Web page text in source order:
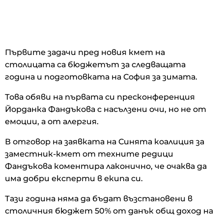
Първите задачи пред новия кмет на
столицата са бюджетът за следващата
година и подготовката на София за зимата.
Това обяви на първата си пресконференция
Йорданка Фандъкова с насълзени очи, но не от
емоции, а от алергия.
В отговор на заявката на Синята коалиция за
заместник-кмет от техните редици
Фандъкова коментира лаконично, че очаква да
има добри експерти в екипа си.
Тази година няма да бъдат възстановени в
столичния бюджет 50% от данък общ доход на